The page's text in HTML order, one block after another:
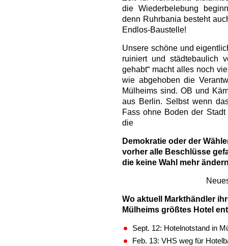
die Wiederbelebung
denn Ruhrbania besteht
Endlos-Baustelle!
Unsere schöne und
ruiniert und städtebaulich
gehabt“ macht alles noch
wie abgehoben die
Mülheims sind. OB und
aus Berlin. Selbst wenn
Fass ohne Boden der
die
Demokratie oder der
vorher alle Beschlüsse
die keine Wahl mehr
Wo aktuell Markthändler
Mülheims größtes Hotel
Sept. 12: Hotelnotstand in
Feb. 13: VHS weg für